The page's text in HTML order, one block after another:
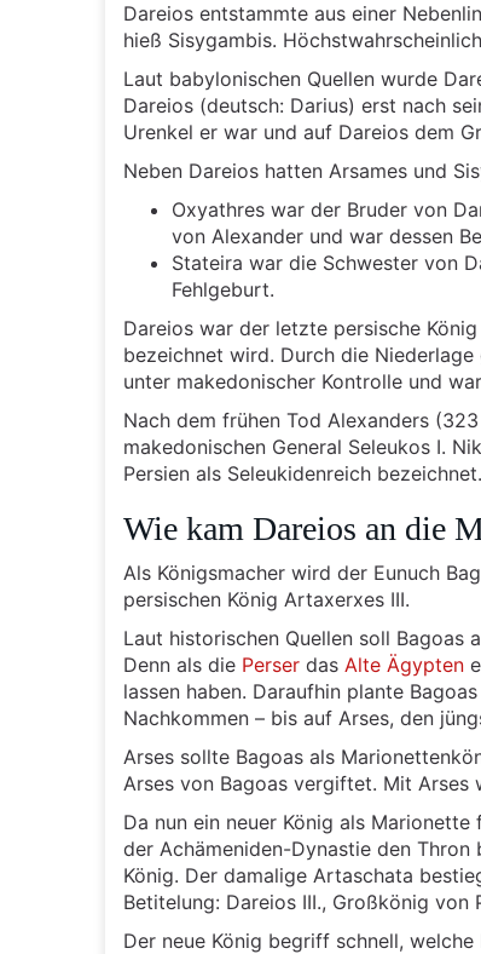
Dareios entstammte aus einer
hieß Sisygambis.
Laut babylonischen Quellen wurde
Dareios (deutsch: Darius) erst nach
Urenkel er war und auf Dareios dem
Neben Dareios hatten Arsames und
Oxyathres war der Bruder von
von Alexander und war dessen
Stateira war die Schwester von
Fehlgeburt.
Dareios war der letzte persische
bezeichnet wird. Durch die
unter makedonischer Kontrolle und
Nach dem frühen Tod Alexanders
makedonischen General Seleukos I.
Persien als Seleukidenreich bezeichnet.
Wie kam Dareios an die
Als Königsmacher wird der Eunuch
persischen König Artaxerxes III.
Laut historischen Quellen soll Bagoas
Denn als die Perser das Alte Ägypten
lassen haben. Daraufhin plante
Nachkommen – bis auf Arses, den
Arses sollte Bagoas als
Arses von Bagoas vergiftet. Mit Arses
Da nun ein neuer König als
der Achämeniden-Dynastie den Thron
König. Der damalige Artaschata
Betitelung: Dareios III., Großkönig von
Der neue König begriff schnell,